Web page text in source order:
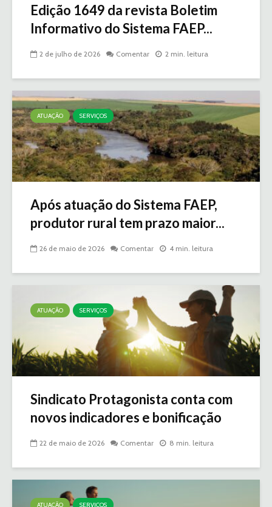
Edição 1649 da revista Boletim
Informativo do Sistema FAEP...
2 de julho de 2026 Comentar 2 min. leitura
ATUAÇÃO SERVIÇOS
Após atuação do Sistema FAEP,
produtor rural tem prazo maior...
26 de maio de 2026 Comentar 4 min. leitura
ATUAÇÃO SERVIÇOS
Sindicato Protagonista conta com
novos indicadores e bonificação
22 de maio de 2026 Comentar 8 min. leitura
ATUAÇÃO SERVIÇOS